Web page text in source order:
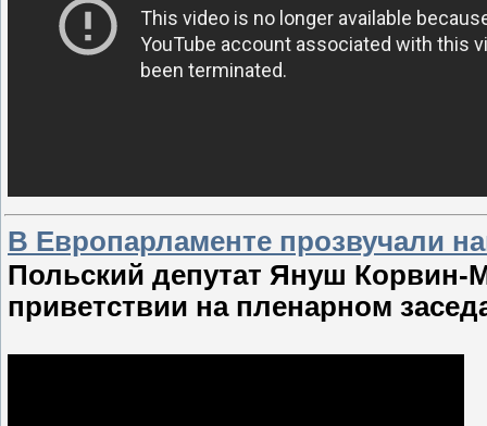
В Европарламенте прозвучали
Польский депутат Януш Корвин-
приветствии на пленарном